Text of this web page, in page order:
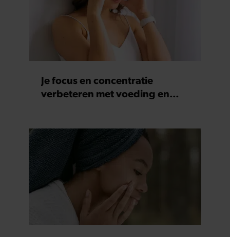
Je focus en concentratie
verbeteren met voeding en